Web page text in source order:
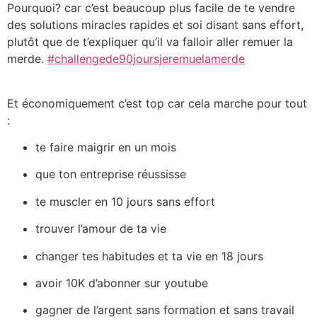
Pourquoi? car c’est beaucoup plus facile de te vendre
des solutions miracles rapides et soi disant sans effort,
plutôt que de t’expliquer qu’il va falloir aller remuer la
merde. #challengede90joursjeremuelamerde
Et économiquement c’est top car cela marche pour tout
:
te faire maigrir en un mois
que ton entreprise réussisse
te muscler en 10 jours sans effort
trouver l’amour de ta vie
changer tes habitudes et ta vie en 18 jours
avoir 10K d’abonner sur youtube
gagner de l’argent sans formation et sans travail